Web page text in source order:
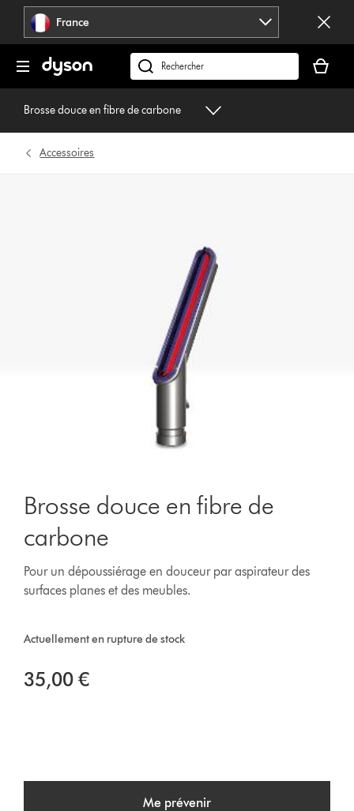
Sauter
pages
France
Rechercher
des
produits
panier
est
Brosse douce en fibre de carbone
Accessoires
Brosse douce en fibre de
carbone
Pour un dépoussiérage en douceur par aspirateur des
surfaces planes et des meubles.
Actuellement en rupture de stock
35,00 €
Me prévenir